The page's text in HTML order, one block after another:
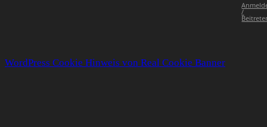
/
WordPress Cookie Hinweis von Real Cookie Banner